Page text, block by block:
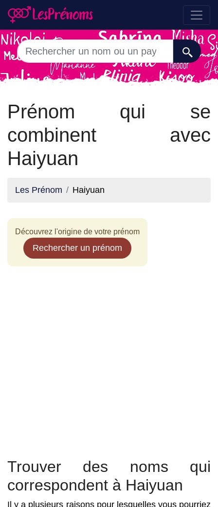
Prénom qui se
combinent avec
Haiyuan
Les Prénom Haiyuan
Découvrez l'origine de votre prénom
Rechercher un prénom
Trouver des noms qui
correspondent à Haiyuan
Il y a plusieurs raisons pour lesquelles vous pourriez